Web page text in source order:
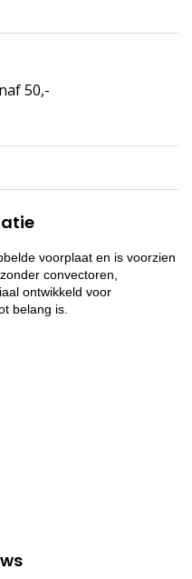
50,-
voorplaat en is voorzien
convectoren,
ontwikkeld voor
belang is.